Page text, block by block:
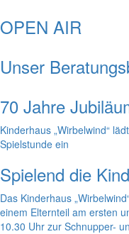
OPEN AIR
Unser
70 Jahre
Kinderhaus „Wirbelwind“
Spielstunde ein
Spielend die
Das Kinderhaus
einem Elternteil am ersten
10.30 Uhr zur Schnupper-